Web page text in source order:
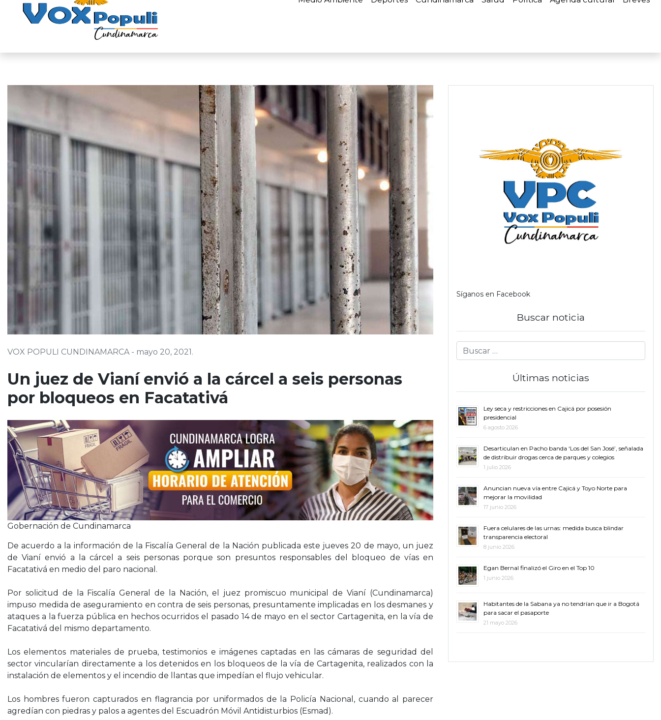
VOX POPULI CUNDINAMARCA - mayo 20, 2021.
Un juez de Vianí envió a la cárcel a seis personas
por bloqueos en Facatativá
Gobernación de Cundinamarca
De acuerdo a la información de la Fiscalía General de la Nación publicada este jueves 20 de mayo, un juez
de Vianí envió a la cárcel a seis personas porque son presuntos responsables del bloqueo de vías en
Facatativá en medio del paro nacional.
Por solicitud de la Fiscalía General de la Nación, el juez promiscuo municipal de Vianí (Cundinamarca)
impuso medida de aseguramiento en contra de seis personas, presuntamente implicadas en los desmanes y
ataques a la fuerza pública en hechos ocurridos el pasado 14 de mayo en el sector Cartagenita, en la vía de
Facatativá del mismo departamento.
Los elementos materiales de prueba, testimonios e imágenes captadas en las cámaras de seguridad del
sector vincularían directamente a los detenidos en los bloqueos de la vía de Cartagenita, realizados con la
instalación de elementos y el incendio de llantas que impedían el flujo vehicular.
Los hombres fueron capturados en flagrancia por uniformados de la Policía Nacional, cuando al parecer
agredían con piedras y palos a agentes del Escuadrón Móvil Antidisturbios (Esmad).
Síganos en Facebook
Buscar noticia
Últimas noticias
Ley seca y restricciones en Cajicá por posesión
presidencial
6 agosto 2026
Desarticulan en Pacho banda ‘Los del San José’, señalada
de distribuir drogas cerca de parques y colegios
1 julio 2026
Anuncian nueva vía entre Cajicá y Toyo Norte para
mejorar la movilidad
17 junio 2026
Fuera celulares de las urnas: medida busca blindar
transparencia electoral
8 junio 2026
Egan Bernal finalizó el Giro en el Top 10
1 junio 2026
Habitantes de la Sabana ya no tendrían que ir a Bogotá
para sacar el pasaporte
21 mayo 2026